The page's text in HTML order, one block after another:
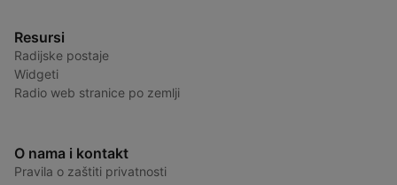
Resursi
Radijske postaje
Widgeti
Radio web stranice po zemlji
O nama i kontakt
Pravila o zaštiti privatnosti